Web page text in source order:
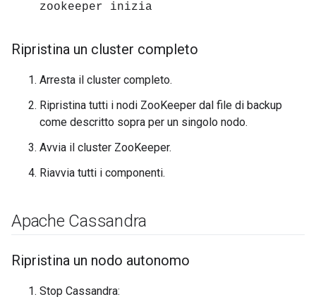
zookeeper inizia
Ripristina un cluster completo
Arresta il cluster completo.
Ripristina tutti i nodi ZooKeeper dal file di backup
come descritto sopra per un singolo nodo.
Avvia il cluster ZooKeeper.
Riavvia tutti i componenti.
Apache Cassandra
Ripristina un nodo autonomo
Stop Cassandra: